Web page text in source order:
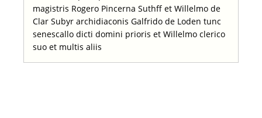
magistris Rogero Pincerna Suthff et Willelmo de
Clar Subyr archidiaconis Galfrido de Loden tunc
senescallo dicti domini prioris et Willelmo clerico
suo et multis aliis